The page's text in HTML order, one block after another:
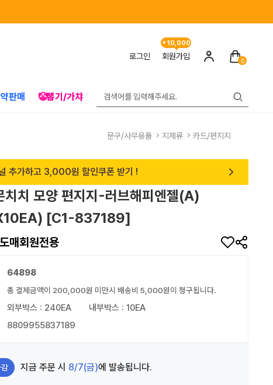
로그인 회원가입
+10,000
0
판매 🤡뽑기/가챠
문구/사무용품 지제류 카드/편지지
추가하고 3,000원 할인쿠폰 받기 !
치 모양 편지지-러브해피엔젤(A)
[C1-837189]
매회원전용
64898
총 결제금액이 200,000원 미만시 배송비 5,000원이 청구됩니다.
외부박스 : 240EA
내부박스 : 10EA
8809955837189
지금 주문 시 8/7(금)에 발송됩니다.